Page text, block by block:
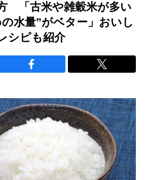
「古米や雑穀米が多い
水量”がベター」おいし
シピも紹介